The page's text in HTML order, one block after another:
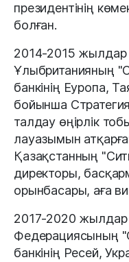
президентінің
болған.
2014-2015
Ұлыбританияның
банкінің Еуропа,
бойынша
талдау өңірлік
лауазымын
Қазақстанның
директоры,
орынбасары, аға
2017-2020
Федерациясының
банкінің Ресей,